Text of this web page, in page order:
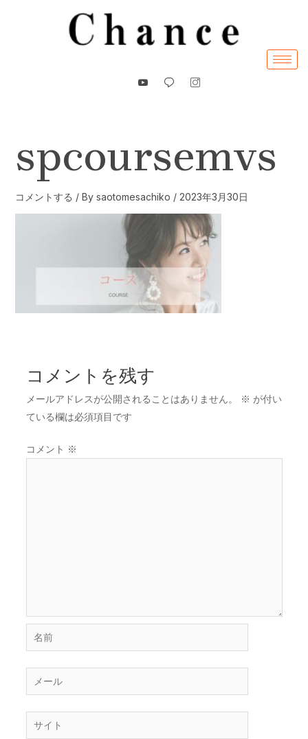
spcoursemvs
コメントする / By saotomesachiko / 2023年3月30日
コメントを残す
メールアドレスが公開されることはありません。 ※ が付い
ている欄は必須項目です
コメント ※
前
ー
ル